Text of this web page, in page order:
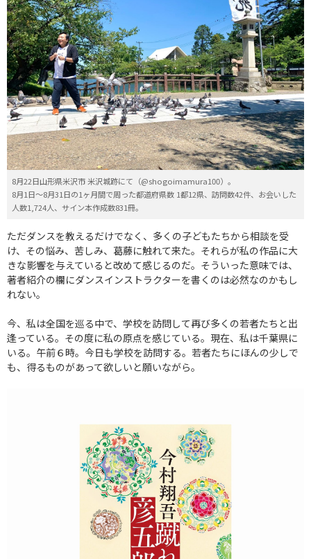
8月22日山形県米沢市 米沢城跡にて（@shogoimamura100）。
8月1日～8月31日の1ヶ月間で周った都道府県数 1都12県、訪問数42件、お会いした
人数1,724人、サイン本作成数831冊。
ただダンスを教えるだけでなく、多くの子どもたちから相談を受
け、その悩み、苦しみ、葛藤に触れて来た。それらが私の作品に大
きな影響を与えていると改めて感じるのだ。そういった意味では、
著者紹介の欄にダンスインストラクターを書くのは必然なのかもし
れない。
今、私は全国を巡る中で、学校を訪問して再び多くの若者たちと出
逢っている。その度に私の原点を感じている。現在、私は千葉県に
いる。午前６時。今日も学校を訪問する。若者たちにほんの少しで
も、得るものがあって欲しいと願いながら。